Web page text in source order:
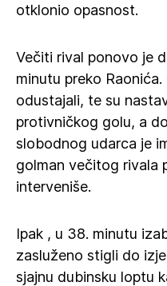
otklonio opasnost.
Večiti rival ponovo je
minutu preko
odustajali, te su
protivničkog golu, a
slobodnog udarca je
golman večitog rivala
interveniše.
Ipak , u 38. minutu
zasluženo stigli do
sjajnu dubinsku loptu